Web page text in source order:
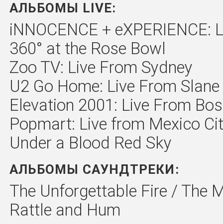
АЛЬБОМЫ LIVE:
iNNOCENCE + eXPERIENCE:
360° at the Rose Bowl
Zoo TV: Live From Sydney
U2 Go Home: Live From
Elevation 2001: Live From
Popmart: Live from Mexico
Under a Blood Red Sky
АЛЬБОМЫ САУНДТРЕКИ:
The Unforgettable Fire / The
Rattle and Hum